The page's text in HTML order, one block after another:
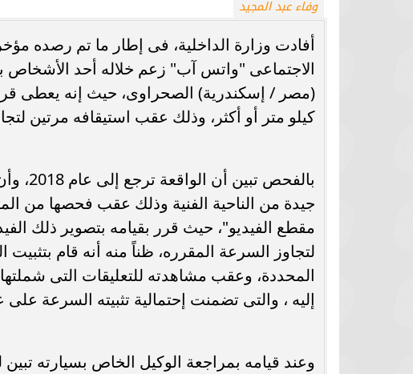
وفاء عبد المجيد
أفادت وزارة الداخلية، فى إطار ما تم رصده
الاجتماعى "واتس آب" زعم خلاله أحد
كيلو متر أو أكثر، وذلك عقب استيقافه مرتين
بالفحص
جيدة من الناحية الفنية وذلك عقب فحصها من
مقطع الفيديو"، حيث قرر بقيامه بتصوير ذلك
لتجاوز السرعة المقرره، ظناً منه أنه قام
المحددة، وعقب مشاهدته للتعليقات التى
إليه ، والتى تضمنت إحتمالية تثبيته السرعة
وعند قيامه بمراجعة الوكيل الخاص بسيارته